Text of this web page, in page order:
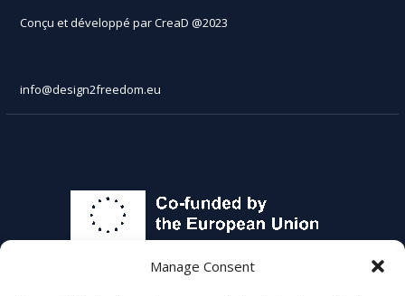
Manage Consent
Conçu et développé par CreaD @2023
info@design2freedom.eu
Financé par l’Union européenne. Les points de vue et